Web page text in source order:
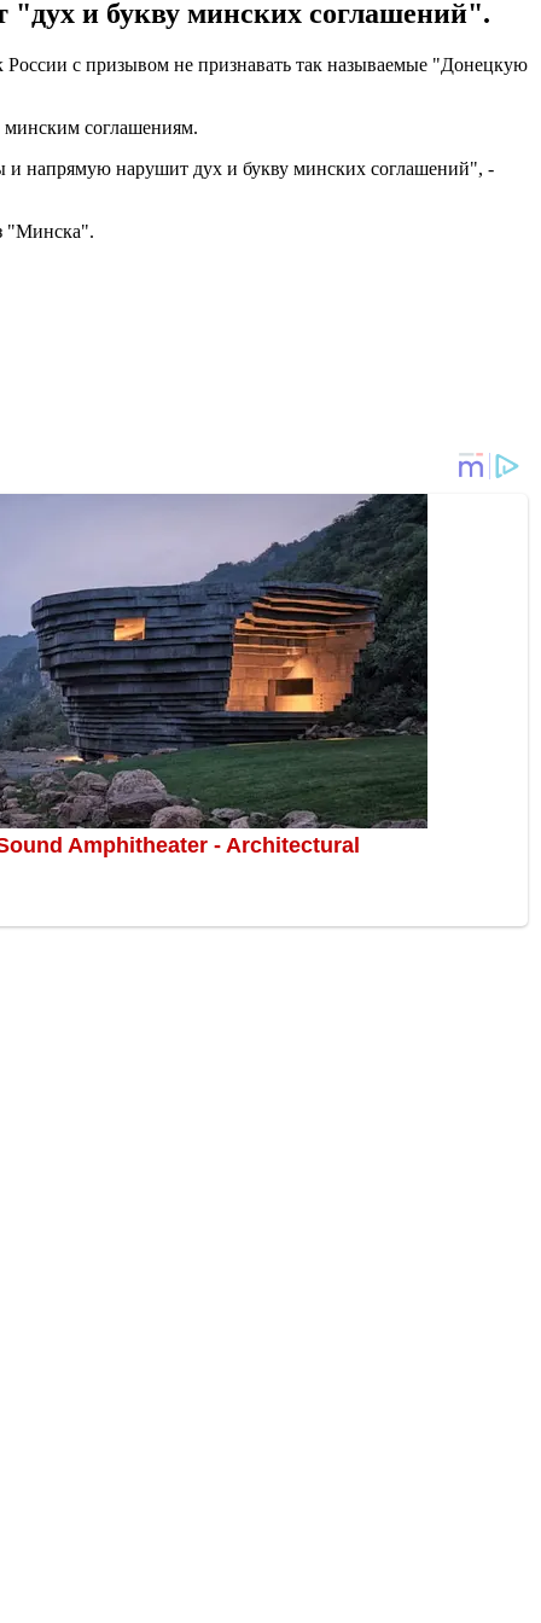
и букву минских соглашений".
с призывом не признавать так называемые "Донецкую
минским соглашениям.
и напрямую нарушит дух и букву минских соглашений", -
"Минска".